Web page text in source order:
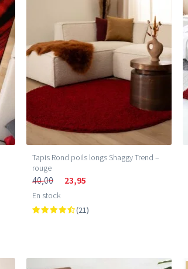
Tapis Rond poils longs Shaggy Trend –
rouge
40,00 23,95
En stock
(21)